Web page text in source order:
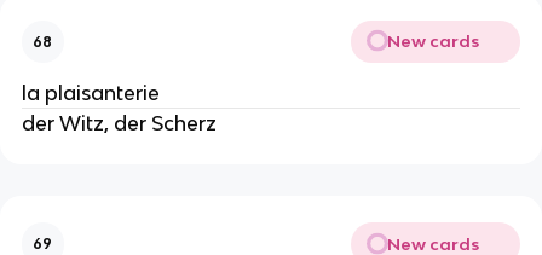
68 New cards
la plaisanterie
der Witz, der Scherz
69 New cards